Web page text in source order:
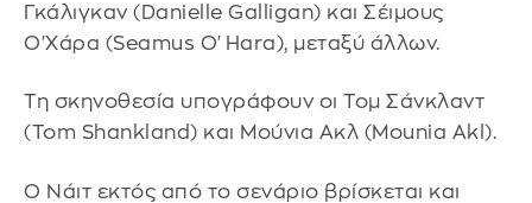
Γκάλιγκαν (Danielle Galligan) και Σέιμους
Ο'Χάρα (Seamus O'Hara), μεταξύ άλλων.
Τη σκηνοθεσία υπογράφουν οι Τομ Σάνκλαντ
(Tom Shankland) και Μούνια Ακλ (Mounia Akl).
Ο Νάιτ εκτός από το σενάριο βρίσκεται και